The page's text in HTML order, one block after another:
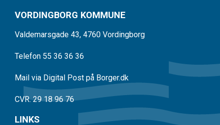
VORDINGBORG KOMMUNE
Valdemarsgade 43, 4760 Vordingborg
Telefon 55 36 36 36
Mail via Digital Post på Borger.dk
CVR. 29 18 96 76
LINKS